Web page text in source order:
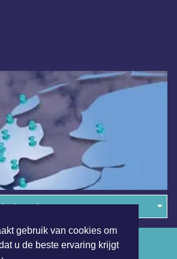
gebruik van cookies om
u de beste ervaring krijgt
de regio